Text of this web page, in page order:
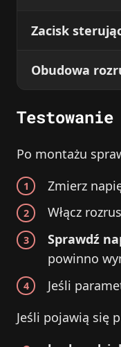
Zacisk
Obudowa
Po montażu
Zmierz
Włącz
Sprawdź
powinno
Jeśli
Jeśli pojawią się